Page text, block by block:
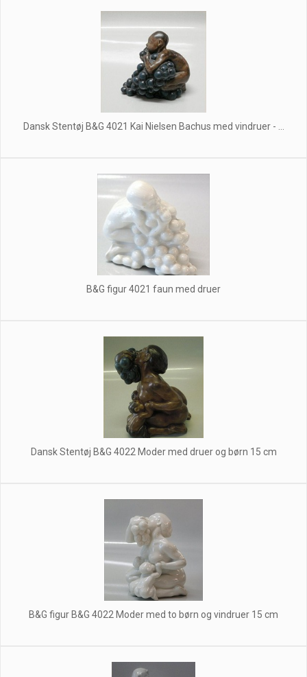
Dansk Stentøj B&G 4021 Kai Nielsen Bachus med vindruer - ...
B&G figur 4021 faun med druer
Dansk Stentøj B&G 4022 Moder med druer og børn 15 cm
B&G figur B&G 4022 Moder med to børn og vindruer 15 cm